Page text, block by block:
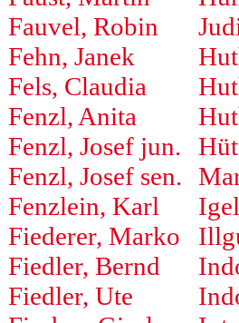
Fauvel, Robin
Fehn, Janek
Fels, Claudia
Fenzl, Anita
Fenzl, Josef jun.
Fenzl, Josef sen.
Fenzlein, Karl
Fiederer, Marko
Fiedler, Bernd
Fiedler, Ute